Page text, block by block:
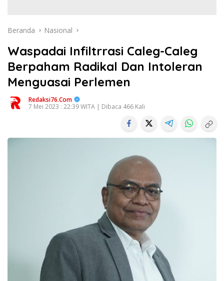
Beranda Nasional
Waspadai Infiltrrasi Caleg-Caleg
Berpaham Radikal Dan Intoleran
Menguasai Perlemen
Redaksi76.com
7 Mei 2023 : 22:39 WITA | Dibaca 466 Kali